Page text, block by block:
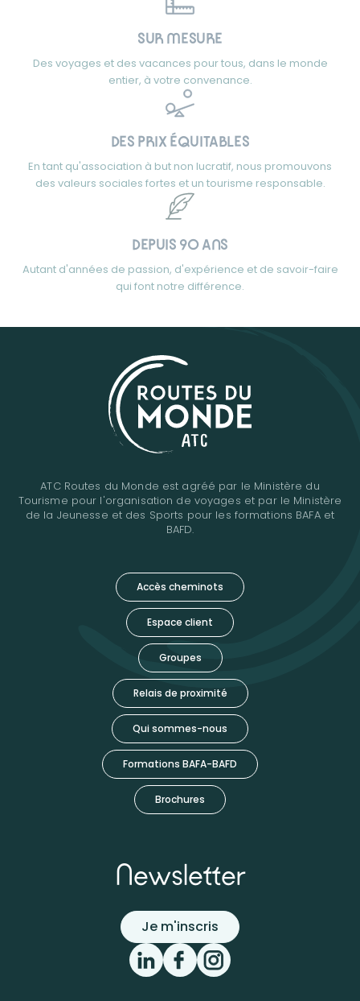
SUR MESURE
Des voyages et des vacances pour tous, dans le monde
entier, à votre convenance.
DES PRIX ÉQUITABLES
En tant qu'association à but non lucratif, nous promouvons
des valeurs sociales fortes et un tourisme responsable.
DEPUIS 90 ANS
Autant d'années de passion, d'expérience et de savoir-faire
qui font notre différence.
Accès cheminots
Espace client
Groupes
Relais de proximité
Qui sommes-nous
Formations BAFA-BAFD
Brochures
ATC Routes du Monde est agréé par le Ministère du
Tourisme pour l'organisation de voyages et par le Ministère
de la Jeunesse et des Sports pour les formations BAFA et
BAFD.
Newsletter
Je m'inscris